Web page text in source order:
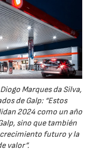
Marques da Silva,
de Galp: “Estos
2024 como un año
sino que también
crecimiento futuro y la
valor”.